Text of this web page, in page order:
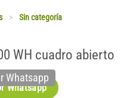
> Sin categoría
WH cuadro abierto
Whatsapp
Whatsapp